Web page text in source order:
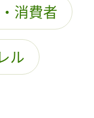
消費者
ル